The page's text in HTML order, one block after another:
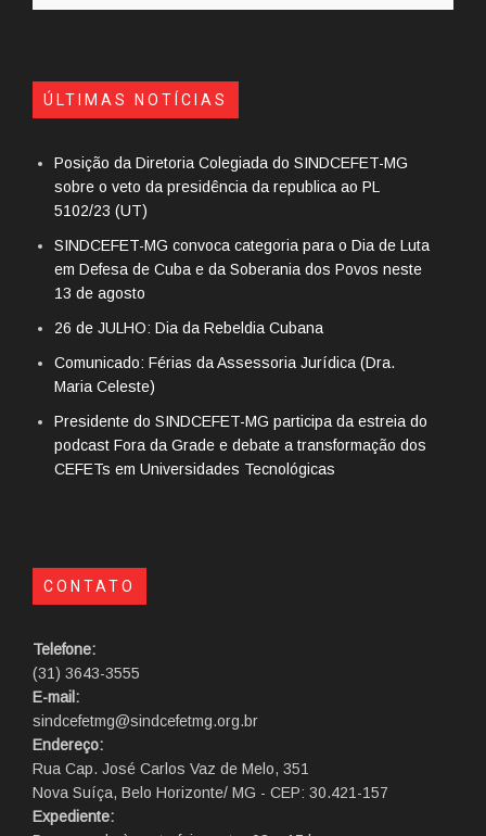
ÚLTIMAS NOTÍCIAS
Posição da Diretoria Colegiada do SINDCEFET-MG
sobre o veto da presidência da republica ao PL
5102/23 (UT)
SINDCEFET-MG convoca categoria para o Dia de Luta
em Defesa de Cuba e da Soberania dos Povos neste
13 de agosto
26 de JULHO: Dia da Rebeldia Cubana
Comunicado: Férias da Assessoria Jurídica (Dra.
Maria Celeste)
Presidente do SINDCEFET-MG participa da estreia do
podcast Fora da Grade e debate a transformação dos
CEFETs em Universidades Tecnológicas
CONTATO
Telefone:
(31) 3643-3555
E-mail:
sindcefetmg@sindcefetmg.org.br
Endereço:
Rua Cap. José Carlos Vaz de Melo, 351
Nova Suíça, Belo Horizonte/ MG - CEP: 30.421-157
Expediente: